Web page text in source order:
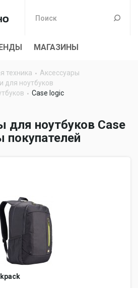
МАГАЗИНЫ
техника
Аксессуары
для ноутбуков
Case logic
для ноутбуков Case
покупателей